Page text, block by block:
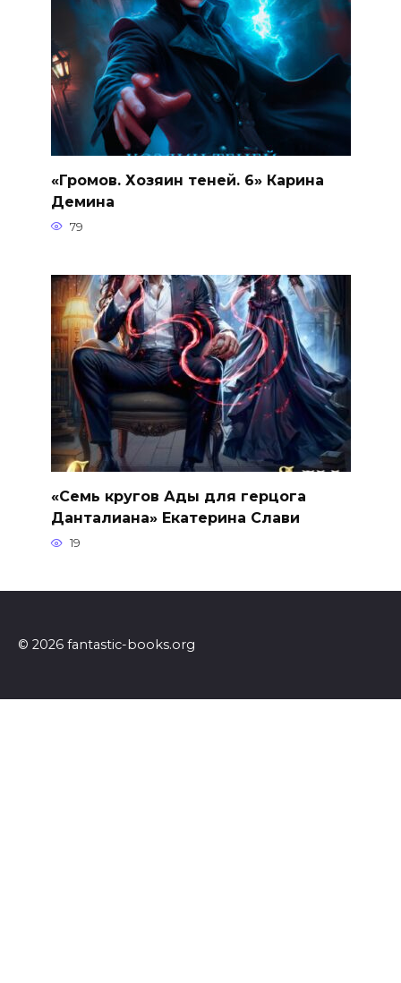
«Громов. Хозяин теней. 6» Карина
Демина
79
«Семь кругов Ады для герцога
Данталиана» Екатерина Слави
19
© 2026 fantastic-books.org